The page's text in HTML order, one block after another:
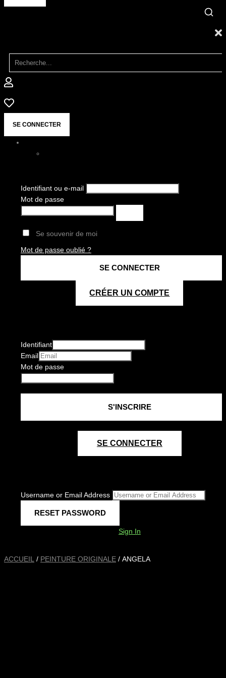
SE CONNECTER
Identifiant ou e-mail
Mot de passe
Se souvenir de moi
Mot de passe oublié ?
CRÉER UN COMPTE
Identifiant
Email
Mot de passe
SE CONNECTER
Username or Email Address
Sign In
ACCUEIL / PEINTURE ORIGINALE / ANGELA